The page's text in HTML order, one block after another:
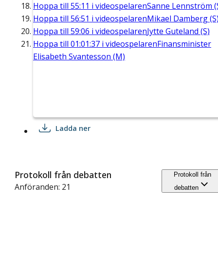
Hoppa till 55:11 i videospelarenSanne Lennström
Hoppa till 56:51 i videospelarenMikael Damberg
Hoppa till 59:06 i videospelarenJytte Guteland (S)
Hoppa till 01:01:37 i videospelarenFinansminister
Elisabeth Svantesson (M)
Ladda ner
Protokoll från debatten
Anföranden: 21
Protokoll från
debatten